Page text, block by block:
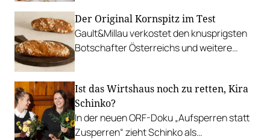
zurück.
Der Original Kornspitz im Test
Gault&Millau verkostet den knusprigsten
Botschafter Österreichs und weitere
Donut Bällchen.
Ist das Wirtshaus noch zu retten, Kira
Schinko?
In der neuen ORF-Doku „Aufsperren statt
Zusperren“ zieht Schinko als